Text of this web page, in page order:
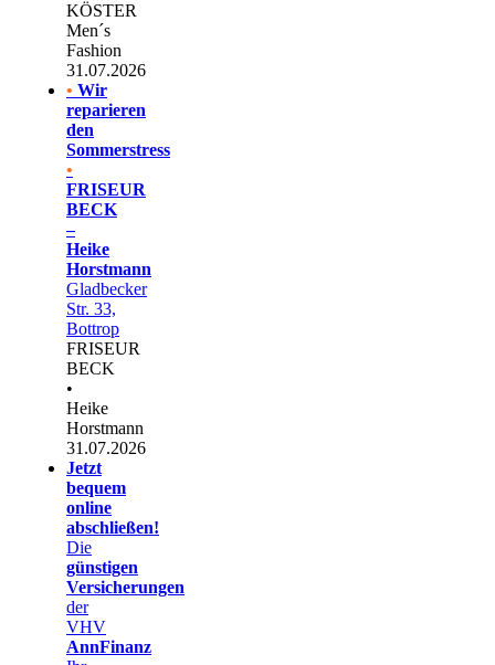
KÖSTER
Men´s
Fashion
31.07.2026
• Wir
reparieren
den
Sommerstress
•
FRISEUR
BECK
–
Heike
Horstmann
Gladbecker
Str. 33,
Bottrop
FRISEUR
BECK
•
Heike
Horstmann
31.07.2026
Jetzt
bequem
online
abschließen!
Die
günstigen
Versicherungen
der
VHV
AnnFinanz